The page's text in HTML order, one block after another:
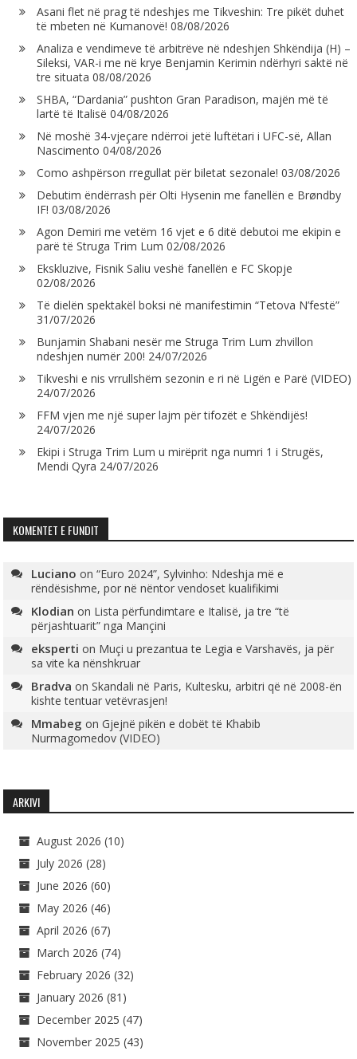
Asani flet në prag të ndeshjes me Tikveshin: Tre pikët duhet
të mbeten në Kumanovë! 08/08/2026
Analiza e vendimeve të arbitrëve në ndeshjen Shkëndija (H) –
Sileksi, VAR-i me në krye Benjamin Kerimin ndërhyri saktë në
tre situata 08/08/2026
SHBA, “Dardania” pushton Gran Paradison, majën më të
lartë të Italisë 04/08/2026
Në moshë 34-vjeçare ndërroi jetë luftëtari i UFC-së, Allan
Nascimento 04/08/2026
Como ashpërson rregullat për biletat sezonale! 03/08/2026
Debutim ëndërrash për Olti Hysenin me fanellën e Brøndby
IF! 03/08/2026
Agon Demiri me vetëm 16 vjet e 6 ditë debutoi me ekipin e
parë të Struga Trim Lum 02/08/2026
Ekskluzive, Fisnik Saliu veshë fanellën e FC Skopje
02/08/2026
Të dielën spektakël boksi në manifestimin “Tetova N’festë”
31/07/2026
Bunjamin Shabani nesër me Struga Trim Lum zhvillon
ndeshjen numër 200! 24/07/2026
Tikveshi e nis vrrullshëm sezonin e ri në Ligën e Parë (VIDEO)
24/07/2026
FFM vjen me një super lajm për tifozët e Shkëndijës!
24/07/2026
Ekipi i Struga Trim Lum u mirëprit nga numri 1 i Strugës,
Mendi Qyra 24/07/2026
KOMENTET E FUNDIT
Luciano on“Euro 2024”, Sylvinho: Ndeshja më e
rëndësishme, por në nëntor vendoset kualifikimi
Klodian on Lista përfundimtare e Italisë, ja tre “të
përjashtuarit” nga Mançini
eksperti on Muçi u prezantua te Legia e Varshavës, ja për
sa vite ka nënshkruar
Bradva onSkandali në Paris, Kultesku, arbitri që në 2008-ën
kishte tentuar vetëvrasjen!
Mmabeg onGjejnë pikën e dobët të Khabib
Nurmagomedov (VIDEO)
ARKIVI
August 2026 (10)
July 2026 (28)
June 2026 (60)
May 2026 (46)
April 2026 (67)
March 2026 (74)
February 2026 (32)
January 2026 (81)
December 2025 (47)
November 2025 (43)